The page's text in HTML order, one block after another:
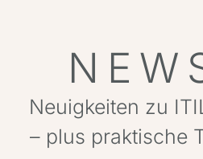
Neuigkeiten zu
– plus praktische